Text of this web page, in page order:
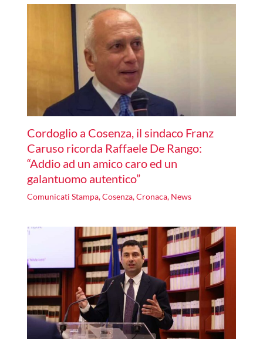
Cordoglio a Cosenza, il sindaco Franz
Caruso ricorda Raffaele De Rango:
“Addio ad un amico caro ed un
galantuomo autentico”
Comunicati Stampa,Cosenza,Cronaca, News